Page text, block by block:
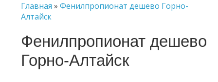
Главная »Фенилпропионат дешево Горно-
Алтайск
Фенилпропионат дешево
Горно-Алтайск